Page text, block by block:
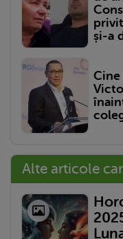
și-a
Cine
Alte articole